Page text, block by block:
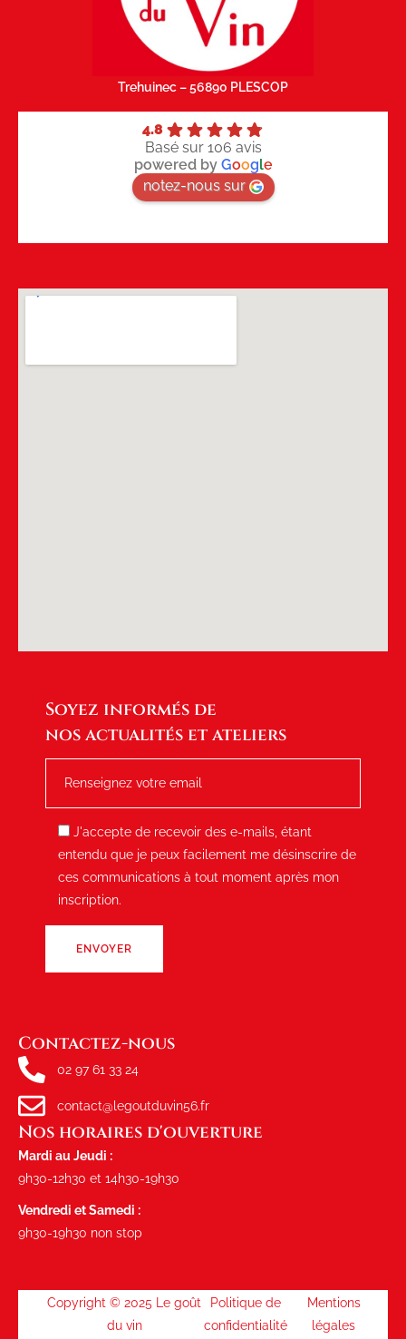
Trehuinec – 56890 PLESCOP
4.8
Basé sur 106 avis
powered by Google
notez-nous sur
Soyez informés de
nos actualités et ateliers
J'accepte de recevoir des e-mails, étant
entendu que je peux facilement me désinscrire de
ces communications à tout moment après mon
inscription.
Contactez-nous
02 97 61 33 24
contact@legoutduvin56.fr
Nos horaires d'ouverture
Mardi au Jeudi :
9h30-12h30 et 14h30-19h30
Vendredi et Samedi :
9h30-19h30 non stop
Copyright © 2025 Le goût
du vin
Politique de
confidentialité
Mentions
légales